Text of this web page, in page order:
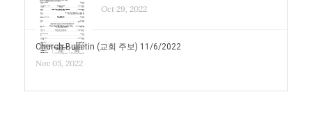
Oct 29, 2022
Church Bulletin (교회 주보) 11/6/2022
Nov 05, 2022